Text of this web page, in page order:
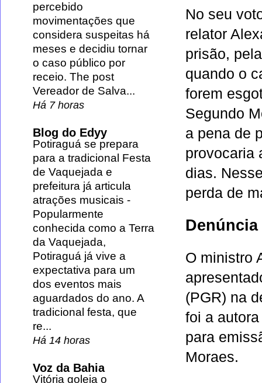
No seu
relator
prisão,
quando o
forem
Segundo
a pena de
provocaria
dias.
perda de
Denúncia
O ministro
(PGR) na
foi a
para
Moraes.
percebido
movimentações que
considera suspeitas há
meses e decidiu tornar
o caso público por
receio. The post
Vereador de Salva...
Há 7 horas
Blog do Edyy
Potiraguá se prepara
para a tradicional Festa
de Vaquejada e
prefeitura já articula
atrações musicais -
Popularmente
conhecida como a Terra
da Vaquejada,
Potiraguá já vive a
expectativa para um
dos eventos mais
aguardados do ano. A
tradicional festa, que
re...
Há 14 horas
Voz da Bahia
Vitória goleia o